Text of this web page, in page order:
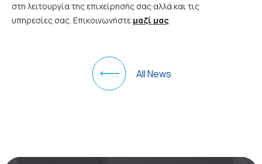
στη λειτουργία της επιχείρησής σας αλλά και τις
υπηρεσίες σας. Επικοινωνήστε μαζί μας
All News